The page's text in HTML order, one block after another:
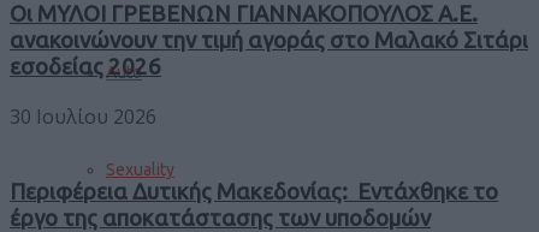
Auto
Sexuality
Οι ΜΥΛΟΙ ΓΡΕΒΕΝΩΝ ΓΙΑΝΝΑΚΟΠΟΥΛΟΣ Α.Ε.
ανακοινώνουν την τιμή αγοράς στο Μαλακό Σιτάρι
εσοδείας 2026
30 Ιουλίου 2026
Περιφέρεια Δυτικής Μακεδονίας: Εντάχθηκε το
έργο της αποκατάστασης των υποδομών